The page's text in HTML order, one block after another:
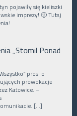
pojawiły się kieliszki
imprezy! 🙂 Tutaj
„Stomil Ponad
prosi o
prowokacje
Katowice. –
[…]